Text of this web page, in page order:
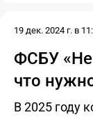
19 дек. 2024 г. в
ФСБУ
что
В 2025 году